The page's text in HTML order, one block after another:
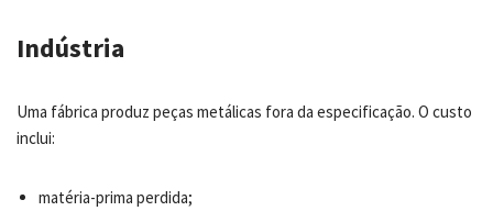
Indústria
Uma fábrica produz peças metálicas fora da especificação. O custo
inclui:
matéria-prima perdida;